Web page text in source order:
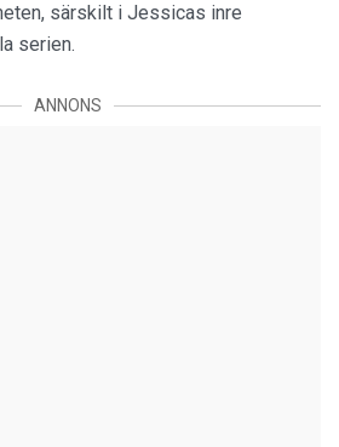
särskilt i Jessicas inre
serien.
ANNONS